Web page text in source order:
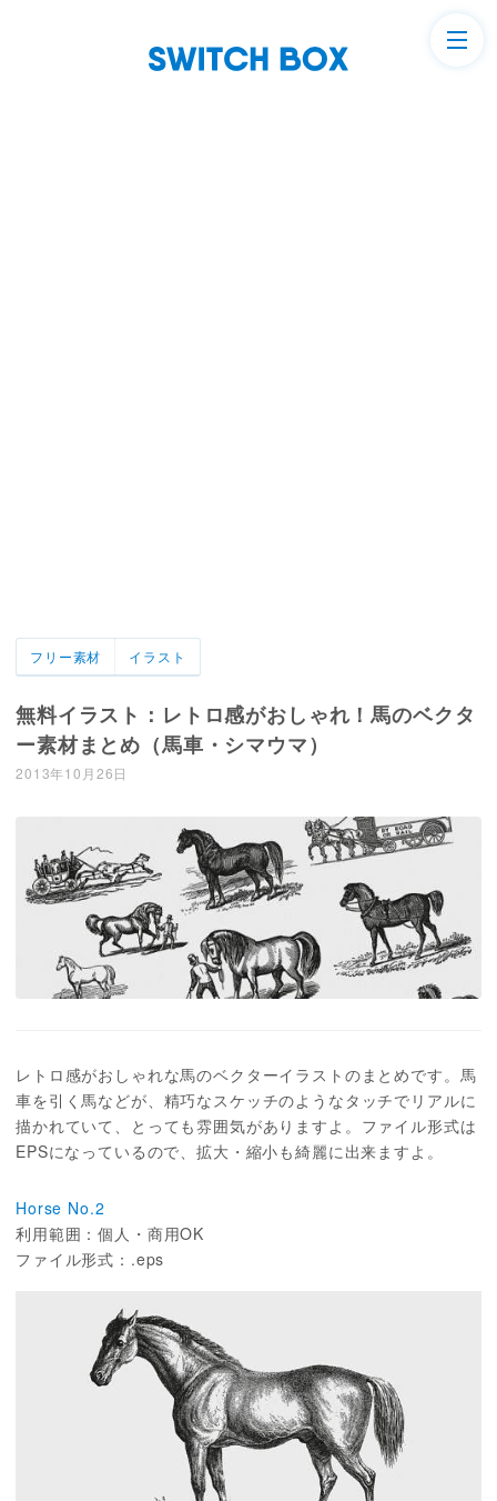
フリー素材 イラスト
無料イラスト：レトロ感がおしゃれ！馬のベクタ
ー素材まとめ（馬車・シマウマ）
2013年10月26日
レトロ感がおしゃれな馬のベクターイラストのまとめです。馬
車を引く馬などが、精巧なスケッチのようなタッチでリアルに
描かれていて、とっても雰囲気がありますよ。ファイル形式は
EPSになっているので、拡大・縮小も綺麗に出来ますよ。
Horse No.2
利用範囲：個人・商用OK
ファイル形式：.eps